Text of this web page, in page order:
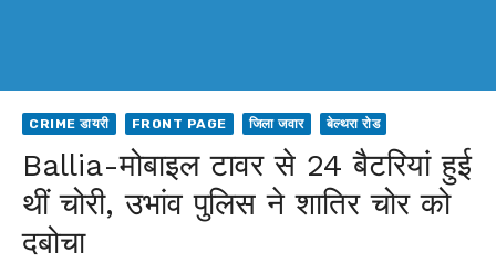
CRIME डायरी FRONT PAGE जिला जवार बेल्थरा रोड
Ballia-मोबाइल टावर से 24 बैटरियां हुई
थीं चोरी, उभांव पुलिस ने शातिर चोर को
दबोचा